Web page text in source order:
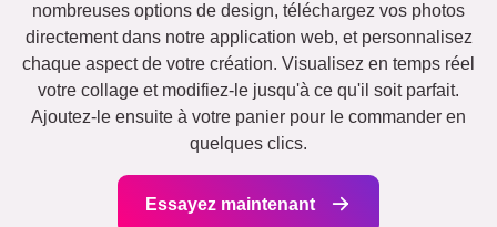
nombreuses options de design, téléchargez vos photos
directement dans notre application web, et personnalisez
chaque aspect de votre création. Visualisez en temps réel
votre collage et modifiez-le jusqu'à ce qu'il soit parfait.
Ajoutez-le ensuite à votre panier pour le commander en
quelques clics.
Essayez maintenant